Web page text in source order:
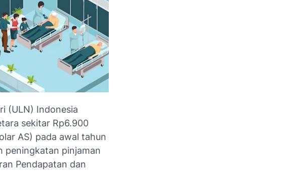
(ULN) Indonesia
sekitar Rp6.900
AS) pada awal tahun
peningkatan pinjaman
Pendapatan dan